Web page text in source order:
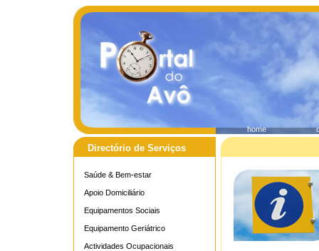
home
Directório de Serviços
Saúde & Bem-estar
Apoio Domiciliário
Equipamentos Sociais
Equipamento Geriátrico
Actividades Ocupacionais